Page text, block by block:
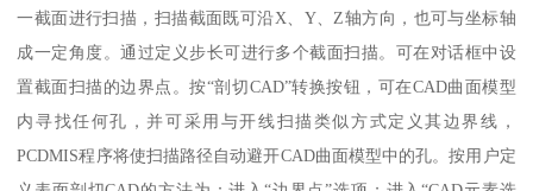
一截面进行扫描，扫描截面既可沿X、Y、Z轴方向，也可与坐标轴
成一定角度。通过定义步长可进行多个截面扫描。可在对话框中设
置截面扫描的边界点。按“剖切CAD”转换按钮，可在CAD曲面模型
内寻找任何孔，并可采用与开线扫描类似方式定义其边界线，
PCDMIS程序将使扫描路径自动避开CAD曲面模型中的孔。按用户定